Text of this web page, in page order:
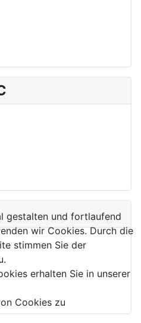
gestalten und fortlaufend
wir Cookies. Durch die
stimmen Sie der
erhalten Sie in unserer
Cookies zu